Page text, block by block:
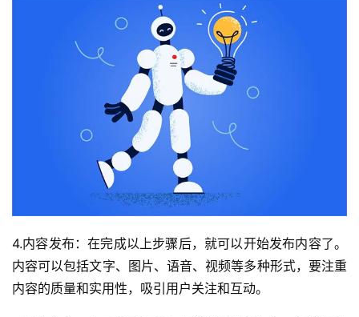
4.内容发布：在完成以上步骤后，就可以开始发布内容了。
内容可以包括文字、图片、语音、视频等多种形式，要注重
内容的质量和实用性，吸引用户关注和互动。